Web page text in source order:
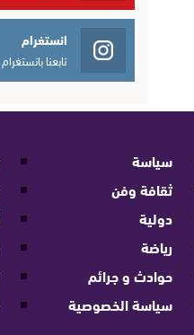
انستغرام
تابعنا بانستغرام
سياسة
ثقافة وفن
دولية
رياضة
حوادث و جرائم
سياسة الخصوصية